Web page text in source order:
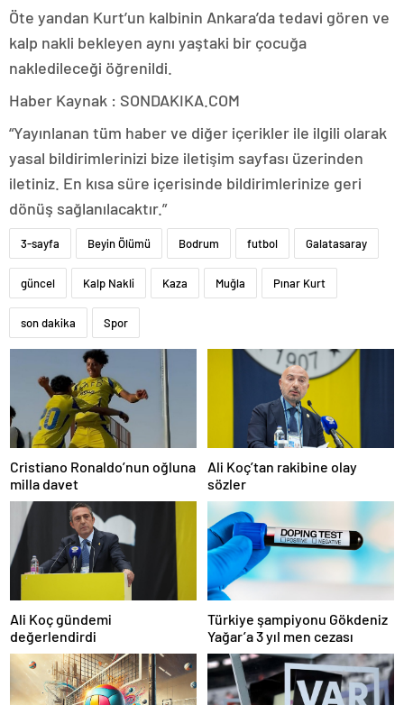
Öte yandan Kurt’un kalbinin Ankara’da tedavi gören ve
kalp nakli bekleyen aynı yaştaki bir çocuğa
nakledileceği öğrenildi.
Haber Kaynak : SONDAKIKA.COM
“Yayınlanan tüm haber ve diğer içerikler ile ilgili olarak
yasal bildirimlerinizi bize iletişim sayfası üzerinden
iletiniz. En kısa süre içerisinde bildirimlerinize geri
dönüş sağlanılacaktır.”
3-sayfa Beyin Ölümü Bodrum futbol Galatasaray
güncel Kalp Nakli Kaza Muğla Pınar Kurt
son dakika Spor
Cristiano Ronaldo’nun oğluna
milla davet
Ali Koç’tan rakibine olay
sözler
Ali Koç gündemi
değerlendirdi
Türkiye şampiyonu Gökdeniz
Yağar’a 3 yıl men cezası